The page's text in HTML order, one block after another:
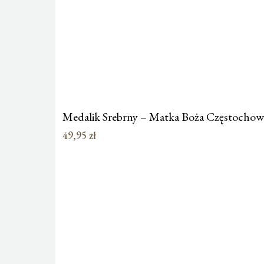
Medalik Srebrny – Matka Boża
49,95 zł